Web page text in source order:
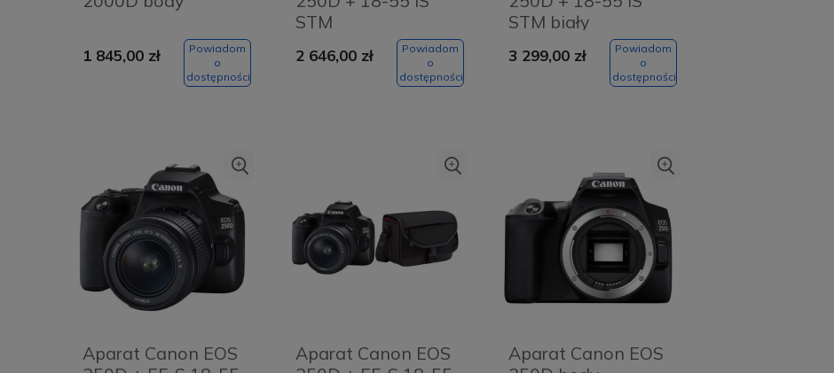
1 845,00 zł
Powiadom
o
dostępności
STM
2 646,00 zł
Powiadom
o
dostępności
STM biały
3 299,00 zł
Powiadom
o
dostępności
Aparat Canon EOS
Aparat Canon EOS
Aparat Canon EOS